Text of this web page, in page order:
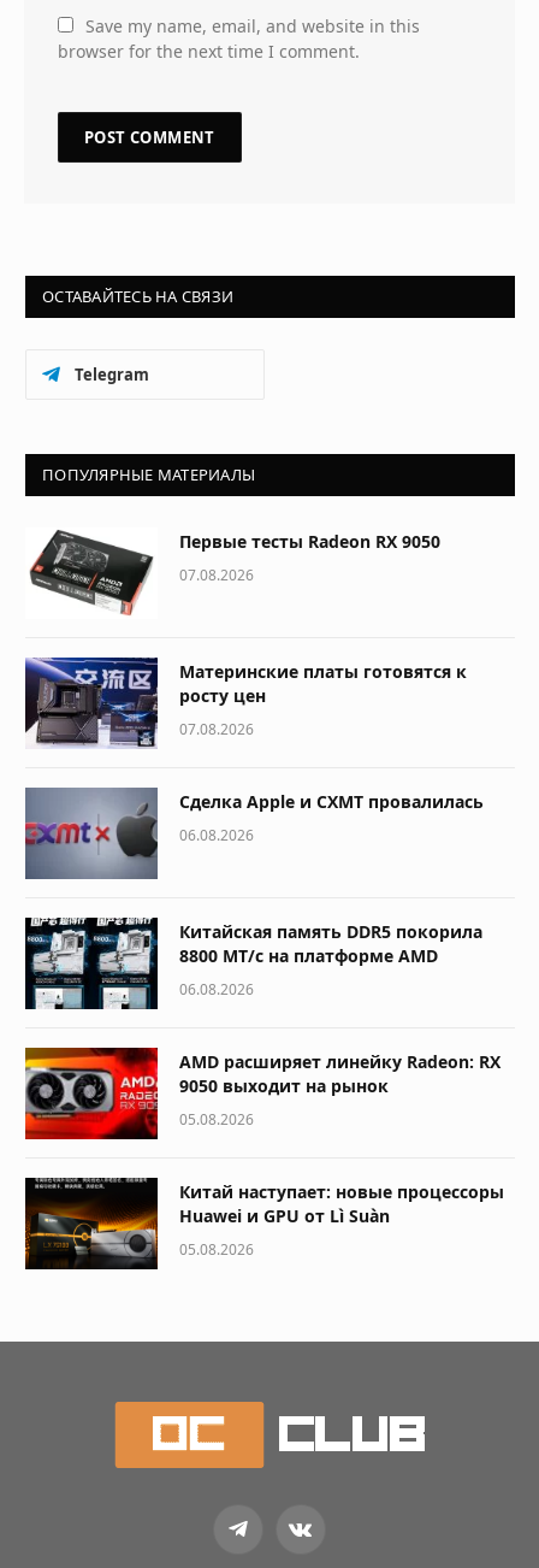
Save my name, email, and website in this
browser for the next time I comment.
ОСТАВАЙТЕСЬ НА СВЯЗИ
Telegram
ПОПУЛЯРНЫЕ МАТЕРИАЛЫ
Первые тесты Radeon RX 9050
07.08.2026
Материнские платы готовятся к
росту цен
07.08.2026
Сделка Apple и CXMT провалилась
06.08.2026
Китайская память DDR5 покорила
8800 МТ/с на платформе AMD
06.08.2026
AMD расширяет линейку Radeon: RX
9050 выходит на рынок
05.08.2026
Китай наступает: новые процессоры
Huawei и GPU от Lì Suàn
05.08.2026
TelegramVKontakte